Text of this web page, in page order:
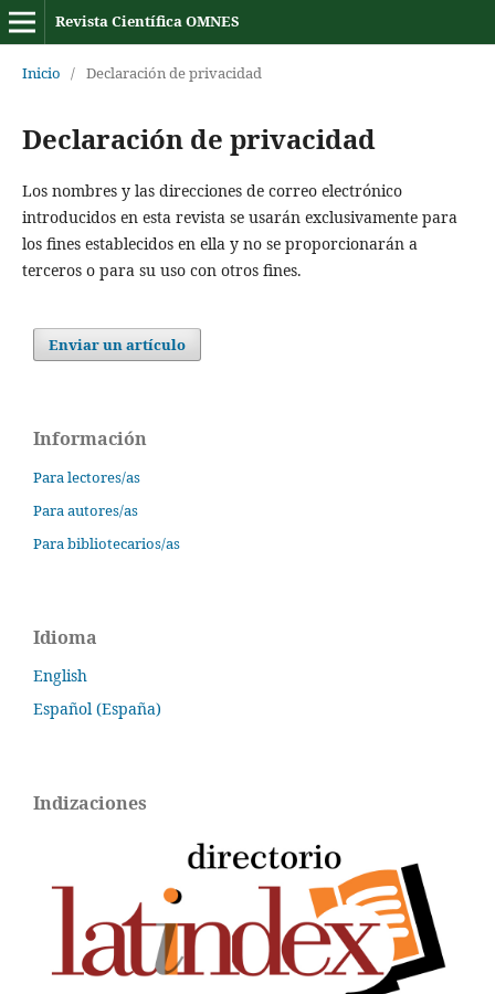
Revista Científica OMNES
Inicio / Declaración de privacidad
Declaración de privacidad
Los nombres y las direcciones de correo electrónico
introducidos en esta revista se usarán exclusivamente para
los fines establecidos en ella y no se proporcionarán a
terceros o para su uso con otros fines.
Enviar un artículo
Información
Para lectores/as
Para autores/as
Para bibliotecarios/as
Idioma
English
Español (España)
Indizaciones